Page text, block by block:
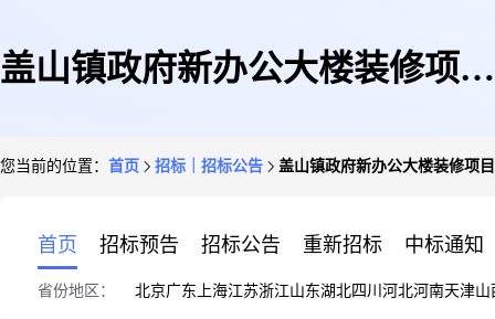
盖山镇政府新办公大楼装修项目
您当前的位置： 首页 招标｜招标公告 盖山镇政府新办公大楼装修项
首页 招标预告 招标公告 重新招标 中标通知
省份地区： 北京广东 上海江苏浙江山东湖北四川 河北河南天津山